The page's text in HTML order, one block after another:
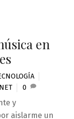
en
0
y
aislarme un